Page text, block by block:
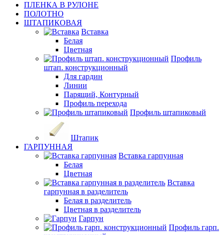
ПЛЕНКА В РУЛОНЕ
ПОЛОТНО
ШТАПИКОВАЯ
Вставка
Белая
Цветная
Профиль
штап. конструкционный
Для гардин
Линии
Парящий, Контурный
Профиль перехода
Профиль штапиковый
Штапик
ГАРПУННАЯ
Вставка гарпунная
Белая
Цветная
Вставка
гарпунная в разделитель
Белая в разделитель
Цветная в разделитель
Гарпун
Профиль гарп.